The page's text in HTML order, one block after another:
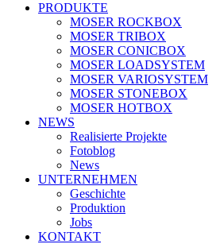
PRODUKTE
MOSER ROCKBOX
MOSER TRIBOX
MOSER CONICBOX
MOSER LOADSYSTEM
MOSER VARIOSYSTEM
MOSER STONEBOX
MOSER HOTBOX
NEWS
Realisierte Projekte
Fotoblog
News
UNTERNEHMEN
Geschichte
Produktion
Jobs
KONTAKT